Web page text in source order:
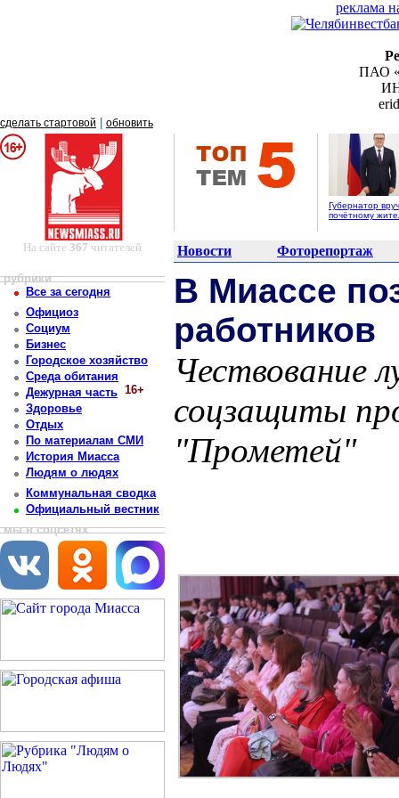
реклама
ПАО
сделать стартовой обновить
Губернатор
почётному
На сайте 367 читателей Новости Фоторепортаж
рубрики
Все за сегодня
Официоз
Социум
Бизнес
Городское хозяйство
Среда обитания
Дежурная часть 16+
Здоровье
Отдых
По материалам СМИ
История Миасса
Людям о людях
Коммунальная сводка
Официальный вестник
мы в соцсетях
В Миассе
работников
Чествование
соцзащиты
"Прометей"